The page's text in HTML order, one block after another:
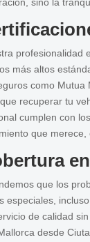
profesionalidad
más altos
como Mutua
recuperar tu
cumplen con
que merece,
que los
especiales,
de calidad
desde